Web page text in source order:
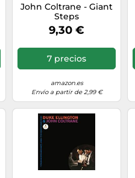
John Coltrane - Giant
Steps
9,30 €
7 precios
amazon.es
Envío a partir de 2,99 €